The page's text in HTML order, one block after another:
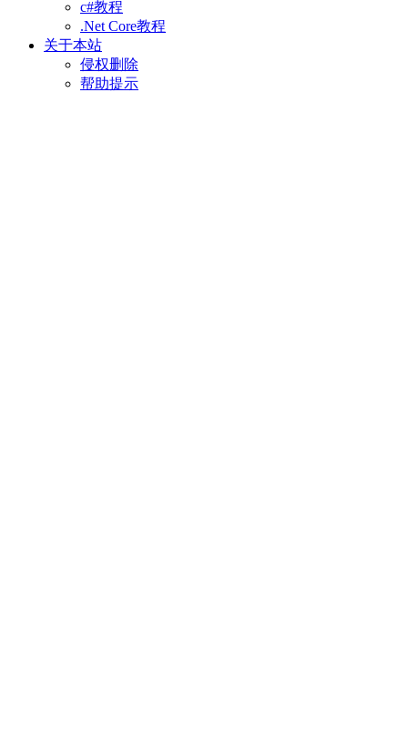
c#教程
.Net Core教程
关于本站
侵权删除
帮助提示